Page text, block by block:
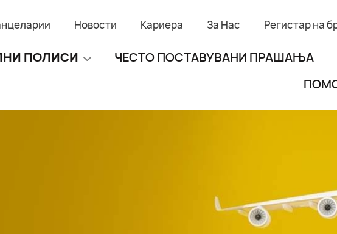
Новости Кариера За Нас Регистар на
ПОЛИСИ ЧЕСТО ПОСТАВУВАНИ ПРАШАЊА